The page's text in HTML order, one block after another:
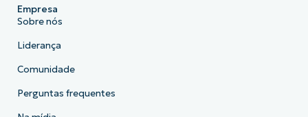
Empresa
Sobre nós
Liderança
Comunidade
Perguntas frequentes